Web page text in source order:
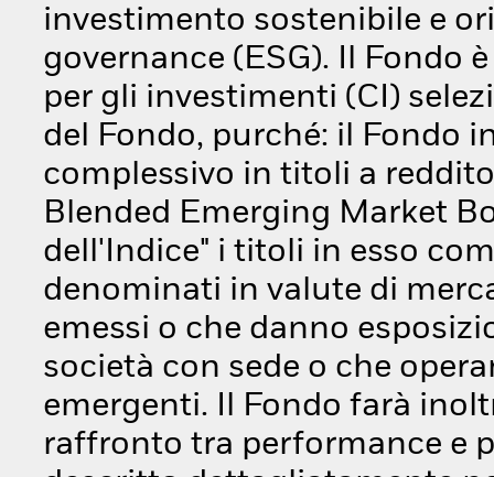
investimento sostenibile e
governance (ESG). Il Fondo
per gli investimenti (CI)
del Fondo, purché: il Fondo
complessivo in titoli a
Blended Emerging Market
dell'Indice" i titoli in esso
denominati in valute di
emessi o che danno
società con sede o che
emergenti. Il Fondo farà
raffronto tra performance e